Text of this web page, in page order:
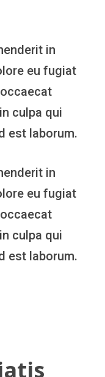
in
eu fugiat
culpa qui
est laborum.
in
eu fugiat
culpa qui
est laborum.